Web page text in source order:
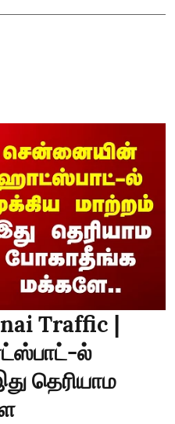
Traffic |
ல்
தெரியாம